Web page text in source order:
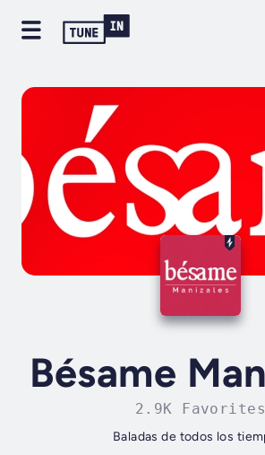
Bésame
2.9K Favorites
Baladas de todos los